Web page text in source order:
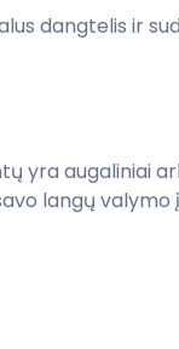
dangtelis ir
yra augaliniai
langų